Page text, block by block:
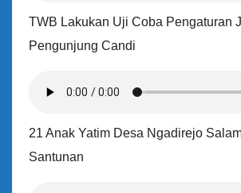
TWB Lakukan Uji Coba Pengaturan
Pengunjung Candi
21 Anak Yatim Desa Ngadirejo
Santunan